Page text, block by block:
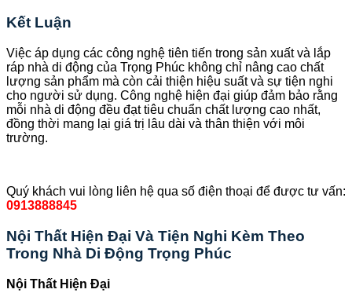
Kết Luận
Việc áp dụng các công nghệ tiên tiến trong sản xuất và lắp
ráp nhà di động của Trọng Phúc không chỉ nâng cao chất
lượng sản phẩm mà còn cải thiện hiệu suất và sự tiện nghi
cho người sử dụng. Công nghệ hiện đại giúp đảm bảo rằng
mỗi nhà di động đều đạt tiêu chuẩn chất lượng cao nhất,
đồng thời mang lại giá trị lâu dài và thân thiện với môi
trường.
Quý khách vui lòng liên hệ qua số điện thoại để được tư vấn:
0913888845
Nội Thất Hiện Đại Và Tiện Nghi Kèm Theo
Trong Nhà Di Động Trọng Phúc
Nội Thất Hiện Đại